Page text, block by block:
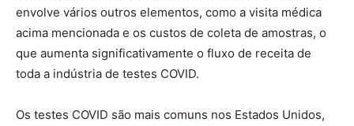
envolve vários outros elementos, como a visita médica
acima mencionada e os custos de coleta de amostras, o
que aumenta significativamente o fluxo de receita de
toda a indústria de testes COVID.
Os testes COVID são mais comuns nos Estados Unidos,